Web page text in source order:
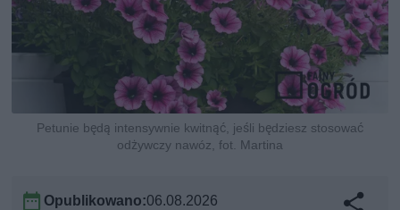
Petunie będą intensywnie kwitnąć, jeśli będziesz stosować
odżywczy nawóz, fot. Martina
Opublikowano:06.08.2026